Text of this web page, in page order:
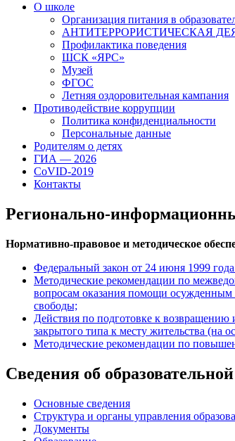
О школе
Организация питания в
АНТИТЕРРОРИСТИЧЕСКАЯ
Профилактика поведения
ШСК «ЯРС»
Музей
ФГОС
Летняя оздоровительная кампания
Противодействие коррупции
Политика конфиденциальности
Персональные данные
Родителям о детях
ГИА — 2026
CoVID-2019
Контакты
Регионально-
Нормативно-правовое и методическое
Федеральный закон от 24 июня 1999
Методические рекомендации по
вопросам оказания помощи
свободы;
Действия по подготовке к
закрытого типа к месту жительства
Методические рекомендации по
Сведения об
Основные сведения
Структура и органы управления
Документы